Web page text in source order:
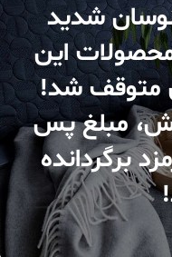
شدید
این
متوقف شد!
مبلغ پس
برگردانده